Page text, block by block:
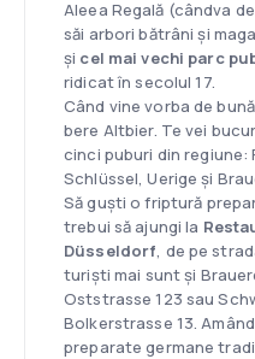
Aleea Regală (cândva
săi arbori bătrâni și
și cel mai vechi parc
ridicat în secolul 17.
Când vine vorba de
bere Altbier. Te vei
cinci puburi din regiune:
Schlüssel, Uerige și
Să guști o friptură
trebui să ajungi la
Düsseldorf, de pe
turiști mai sunt și
Oststrasse 123 sau
Bolkerstrasse 13.
preparate germane